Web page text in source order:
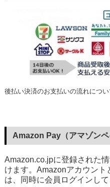
後払い決済のお支払いの流れにつ
Amazon Pay（アマゾンペ
Amazon.co.jpに登録された
けます。Amazonアカウン
は、同時に会員ログインして